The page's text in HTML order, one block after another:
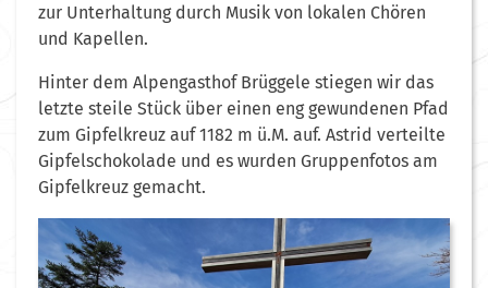
zur Unterhaltung durch Musik von lokalen Chören
und Kapellen.
Hinter dem Alpengasthof Brüggele stiegen wir das
letzte steile Stück über einen eng gewundenen Pfad
zum Gipfelkreuz auf 1182 m ü.M. auf. Astrid verteilte
Gipfelschokolade und es wurden Gruppenfotos am
Gipfelkreuz gemacht.